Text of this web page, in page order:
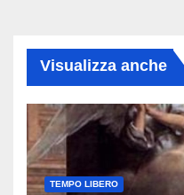
Visualizza anche
TEMPO LIBERO